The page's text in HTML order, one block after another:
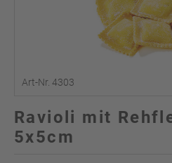
Art-Nr. 4303
Ravioli mit
5x5cm